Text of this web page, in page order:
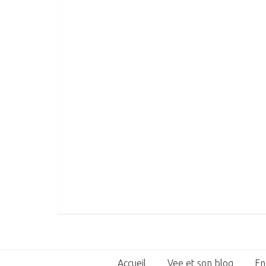
Accueil Vee et son blog